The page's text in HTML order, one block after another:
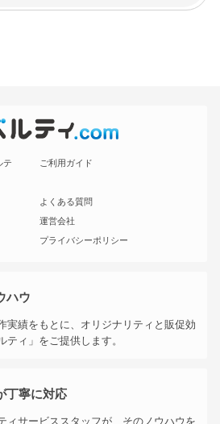
テ
ご利用ガイド
よくある質問
運営会社
プライバシーポリシー
ハウ
実績をもとに、オリジナリティと販促効
ィ」をご提供します。
丁寧に対応
ィサービススタッフが、そのノウハウを